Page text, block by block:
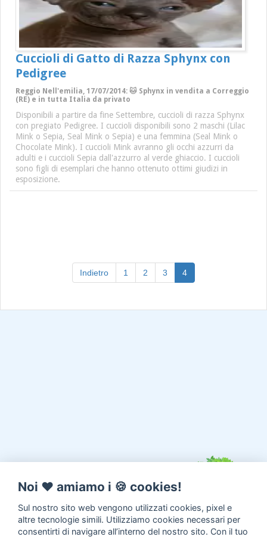
Cuccioli di Gatto di Razza Sphynx con
Pedigree
Reggio Nell'emilia, 17/07/2014: 🐱 Sphynx in vendita a Correggio
(RE) e in tutta Italia da privato
Disponibili a partire da fine Settembre, cuccioli di razza Sphynx
con pregiato Pedigree. I cuccioli disponibili sono 2 maschi (Lilac
Mink o Sepia, Seal Mink o Sepia) e una femmina (Seal Mink o
Chocolate Mink). I cuccioli Mink avranno gli occhi azzurri da
adulti e i cuccioli Sepia dall'azzurro al verde ghiaccio. I cuccioli
sono figli di esemplari che hanno ottenuto ottimi giudizi in
esposizione.
Indietro 1 2 3 4(current)
Noi ♥️ amiamo i 🍪 cookies!
Sul nostro sito web vengono utilizzati cookies, pixel e
altre tecnologie simili. Utilizziamo cookies necessari per
consentirti di navigare all’interno del nostro sito. Con il tuo